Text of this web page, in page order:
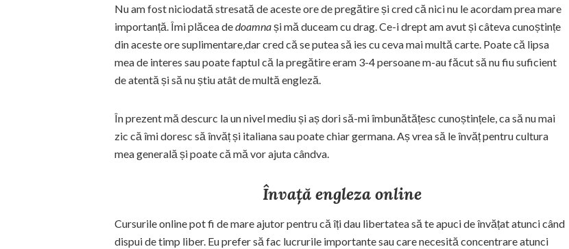
Nu am fost niciodată stresată de aceste ore de pregătire și cred că nici nu le acordam prea mare
importanță. Îmi plăcea dedoamnași mă duceam cu drag. Ce-i drept am avut și câteva cunoștințe
din aceste ore suplimentare,dar cred că se putea să ies cu ceva mai multă carte. Poate că lipsa
mea de interes sau poate faptul că la pregătire eram 3-4 persoane m-au făcut să nu fiu suficient
de atentă și să nu știu atât de multă engleză.
În prezent mă descurc la un nivel mediu și aș dori să-mi îmbunătățesc cunoștințele, ca să nu mai
zic că îmi doresc să învăț și italiana sau poate chiar germana. Aș vrea să le învăț pentru cultura
mea generală și poate că mă vor ajuta cândva.
Învață engleza online
Cursurile online pot fi de mare ajutor pentru că îți dau libertatea să te apuci de învățat atunci când
dispui de timp liber. Eu prefer să fac lucrurile importante sau care necesită concentrare atunci